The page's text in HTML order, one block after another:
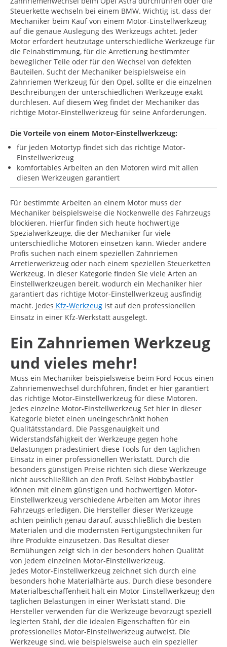
Steuerkette wechseln bei einem BMW. Wichtig ist, dass der
Mechaniker beim Kauf von einem Motor-Einstellwerkzeug
auf die genaue Auslegung des Werkzeugs achtet. Jeder
Motor erfordert heutzutage unterschiedliche Werkzeuge für
die Feinabstimmung, für die Arretierung bestimmter
beweglicher Teile oder für den Wechsel von defekten
Bauteilen. Sucht der Mechaniker beispielsweise ein
Zahnriemen Werkzeug für den Opel, sollte er die einzelnen
Beschreibungen der unterschiedlichen Werkzeuge exakt
durchlesen. Auf diesem Weg findet der Mechaniker das
richtige Motor-Einstellwerkzeug für seine Anforderungen.
Die Vorteile von einem Motor-Einstellwerkzeug:
für jeden Motortyp findet sich das richtige Motor-
Einstellwerkzeug
komfortables Arbeiten an den Motoren wird mit allen
diesen Werkzeugen garantiert
Für bestimmte Arbeiten an einem Motor muss der
Mechaniker beispielsweise die Nockenwelle des Fahrzeugs
blockieren. Hierfür finden sich heute hochwertige
Spezialwerkzeuge, die der Mechaniker für viele
unterschiedliche Motoren einsetzen kann. Wieder andere
Profis suchen nach einem speziellen Zahnriemen
Arretierwerkzeug oder nach einem speziellen Steuerketten
Werkzeug. In dieser Kategorie finden Sie viele Arten an
Einstellwerkzeugen bereit, wodurch ein Mechaniker hier
garantiert das richtige Motor-Einstellwerkzeug ausfindig
macht. Jedes Kfz-Werkzeug ist auf den professionellen
Einsatz in einer Kfz-Werkstatt ausgelegt.
Ein Zahnriemen Werkzeug
und vieles mehr!
Muss ein Mechaniker beispielsweise beim Ford Focus einen
Zahnriemenwechsel durchführen, findet er hier garantiert
das richtige Motor-Einstellwerkzeug für diese Motoren.
Jedes einzelne Motor-Einstellwerkzeug Set hier in dieser
Kategorie bietet einen uneingeschränkt hohen
Qualitätsstandard. Die Passgenauigkeit und
Widerstandsfähigkeit der Werkzeuge gegen hohe
Belastungen prädestiniert diese Tools für den täglichen
Einsatz in einer professionellen Werkstatt. Durch die
besonders günstigen Preise richten sich diese Werkzeuge
nicht ausschließlich an den Profi. Selbst Hobbybastler
können mit einem günstigen und hochwertigen Motor-
Einstellwerkzeug verschiedene Arbeiten am Motor ihres
Fahrzeugs erledigen. Die Hersteller dieser Werkzeuge
achten peinlich genau darauf, ausschließlich die besten
Materialen und die modernsten Fertigungstechniken für
ihre Produkte einzusetzen. Das Resultat dieser
Bemühungen zeigt sich in der besonders hohen Qualität
von jedem einzelnen Motor-Einstellwerkzeug.
Jedes Motor-Einstellwerkzeug zeichnet sich durch eine
besonders hohe Materialhärte aus. Durch diese besondere
Materialbeschaffenheit hält ein Motor-Einstellwerkzeug den
täglichen Belastungen in einer Werkstatt stand. Die
Hersteller verwenden für die Werkzeuge bevorzugt speziell
legierten Stahl, der die idealen Eigenschaften für ein
professionelles Motor-Einstellwerkzeug aufweist. Die
Werkzeuge sind, wie beispielsweise auch ein spezieller